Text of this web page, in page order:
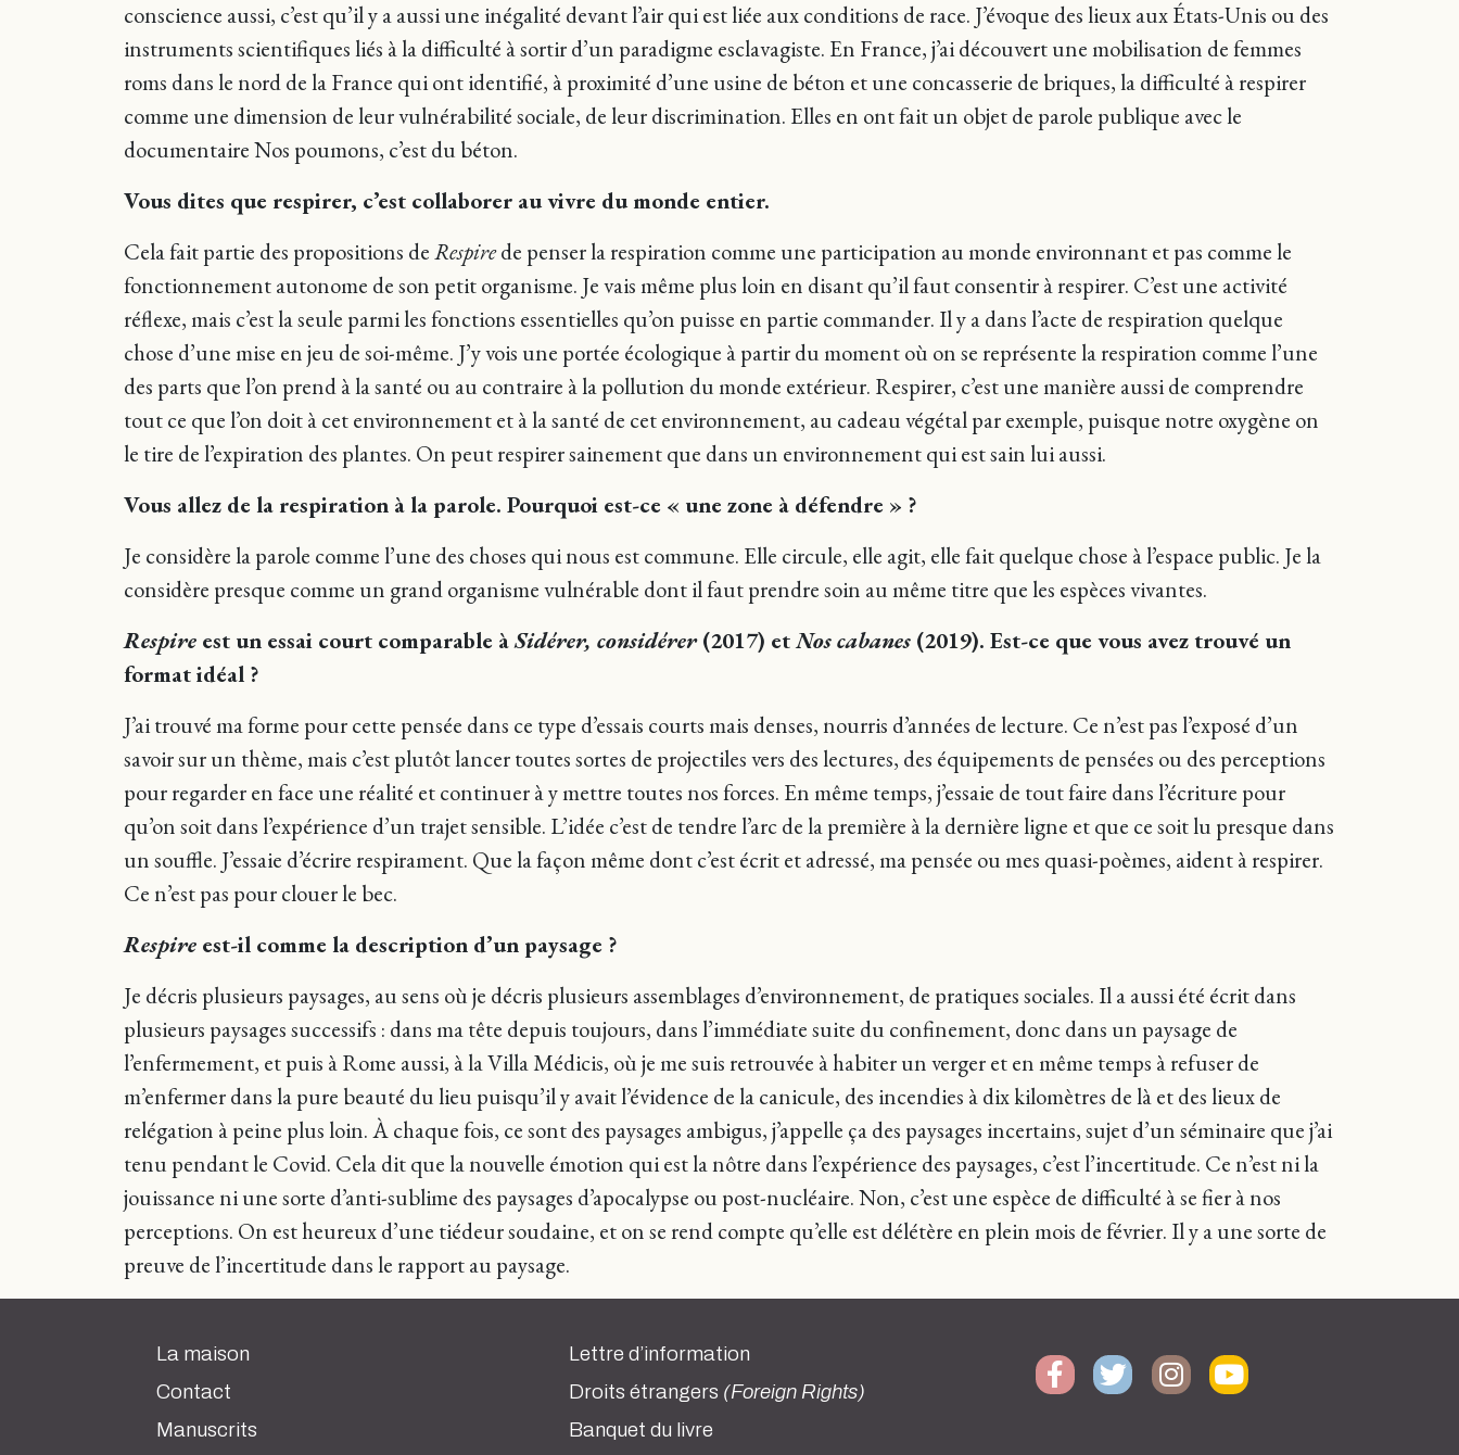
conscience aussi, c’est qu’il y a aussi une inégalité devant l’air qui est liée aux conditions de race. J’évoque des lieux aux États-Unis ou des
instruments scientifiques liés à la difficulté à sortir d’un paradigme esclavagiste. En France, j’ai découvert une mobilisation de femmes
roms dans le nord de la France qui ont identifié, à proximité d’une usine de béton et une concasserie de briques, la difficulté à respirer
comme une dimension de leur vulnérabilité sociale, de leur discrimination. Elles en ont fait un objet de parole publique avec le
documentaire Nos poumons, c’est du béton.
Vous dites que respirer, c’est collaborer au vivre du monde entier.
Cela fait partie des propositions deRespirede penser la respiration comme une participation au monde environnant et pas comme le
fonctionnement autonome de son petit organisme. Je vais même plus loin en disant qu’il faut consentir à respirer. C’est une activité
réflexe, mais c’est la seule parmi les fonctions essentielles qu’on puisse en partie commander. Il y a dans l’acte de respiration quelque
chose d’une mise en jeu de soi-même. J’y vois une portée écologique à partir du moment où on se représente la respiration comme l’une
des parts que l’on prend à la santé ou au contraire à la pollution du monde extérieur. Respirer, c’est une manière aussi de comprendre
tout ce que l’on doit à cet environnement et à la santé de cet environnement, au cadeau végétal par exemple, puisque notre oxygène on
le tire de l’expiration des plantes. On peut respirer sainement que dans un environnement qui est sain lui aussi.
Vous allez de la respiration à la parole. Pourquoi est-ce « une zone à défendre » ?
Je considère la parole comme l’une des choses qui nous est commune. Elle circule, elle agit, elle fait quelque chose à l’espace public. Je la
considère presque comme un grand organisme vulnérable dont il faut prendre soin au même titre que les espèces vivantes.
Respire est un essai court comparable àSidérer, considérer(2017) etNos cabanes (2019). Est-ce que vous avez trouvé un
format idéal ?
J’ai trouvé ma forme pour cette pensée dans ce type d’essais courts mais denses, nourris d’années de lecture. Ce n’est pas l’exposé d’un
savoir sur un thème, mais c’est plutôt lancer toutes sortes de projectiles vers des lectures, des équipements de pensées ou des perceptions
pour regarder en face une réalité et continuer à y mettre toutes nos forces. En même temps, j’essaie de tout faire dans l’écriture pour
qu’on soit dans l’expérience d’un trajet sensible. L’idée c’est de tendre l’arc de la première à la dernière ligne et que ce soit lu presque dans
un souffle. J’essaie d’écrire respirament. Que la façon même dont c’est écrit et adressé, ma pensée ou mes quasi-poèmes, aident à respirer.
Ce n’est pas pour clouer le bec.
Respire est-il comme la description d’un paysage ?
Je décris plusieurs paysages, au sens où je décris plusieurs assemblages d’environnement, de pratiques sociales. Il a aussi été écrit dans
plusieurs paysages successifs : dans ma tête depuis toujours, dans l’immédiate suite du confinement, donc dans un paysage de
l’enfermement, et puis à Rome aussi, à la Villa Médicis, où je me suis retrouvée à habiter un verger et en même temps à refuser de
m’enfermer dans la pure beauté du lieu puisqu’il y avait l’évidence de la canicule, des incendies à dix kilomètres de là et des lieux de
relégation à peine plus loin. À chaque fois, ce sont des paysages ambigus, j’appelle ça des paysages incertains, sujet d’un séminaire que j’ai
tenu pendant le Covid. Cela dit que la nouvelle émotion qui est la nôtre dans l’expérience des paysages, c’est l’incertitude. Ce n’est ni la
jouissance ni une sorte d’anti-sublime des paysages d’apocalypse ou post-nucléaire. Non, c’est une espèce de difficulté à se fier à nos
perceptions. On est heureux d’une tiédeur soudaine, et on se rend compte qu’elle est délétère en plein mois de février. Il y a une sorte de
preuve de l’incertitude dans le rapport au paysage.
La maison
Contact
Manuscrits
Lettre d’information
Droits étrangers (Foreign Rights)
Banquet du livre